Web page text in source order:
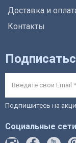
Доставка и
Контакты
Подпишитесь на
Социальные сети